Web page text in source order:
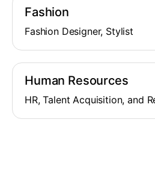
Fashion
Fashion Designer, Stylist
Human Resources
HR, Talent Acquisition, and